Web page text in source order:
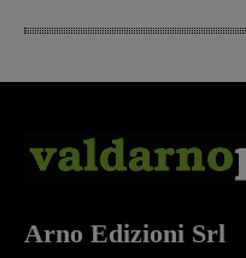
Arno Edizioni Srl